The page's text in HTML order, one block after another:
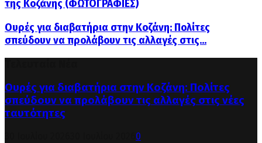
της Κοζάνης (ΦΩΤΟΓΡΑΦΙΕΣ)
Ουρές για διαβατήρια στην Κοζάνη: Πολίτες
σπεύδουν να προλάβουν τις αλλαγές στις...
Ουρές για διαβατήρια στην Κοζάνη: Πολίτες
σπεύδουν να προλάβουν τις αλλαγές στις νέες
ταυτότητες
0